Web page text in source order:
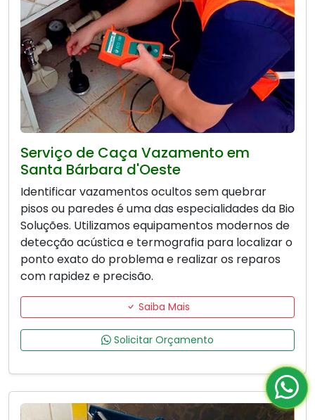
Serviço de Caça Vazamento em
Santa Bárbara d'Oeste
Identificar vazamentos ocultos sem quebrar
pisos ou paredes é uma das especialidades da Bio
Soluções. Utilizamos equipamentos modernos de
detecção acústica e termografia para localizar o
ponto exato do problema e realizar os reparos
com rapidez e precisão.
Saiba Mais
Solicitar Orçamento